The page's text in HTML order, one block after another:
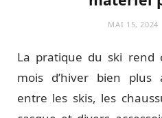
MAI 15, 2024
La pratique du ski rend
mois d’hiver bien plus
entre les skis, les